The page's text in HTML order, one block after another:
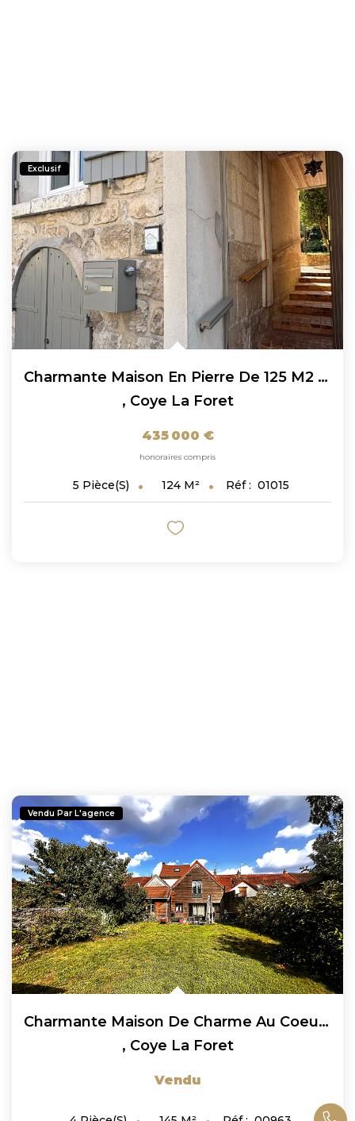
Exclusif
Charmante Maison En Pierre De 125 M2 Dans La Commune De...
, Coye La Foret
435 000 €
honoraires compris
5 Pièce(s) 124 M² Réf : 01015
Vendu Par L'agence
Charmante Maison De Charme Au Coeur De Coye La Foret De 145...
, Coye La Foret
Vendu